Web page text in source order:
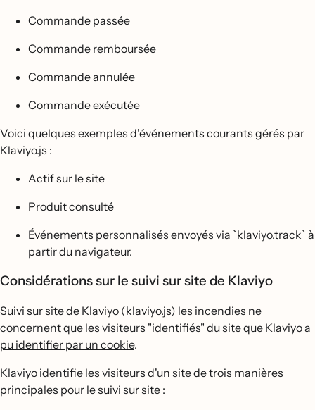
Commande passée
Commande remboursée
Commande annulée
Commande exécutée
Voici quelques exemples d'événements courants gérés par
Klaviyo.js :
Actif sur le site
Produit consulté
Événements personnalisés envoyés via `klaviyo.track` à
partir du navigateur.
Considérations sur le suivi sur site de Klaviyo
Suivi sur site de Klaviyo (klaviyo.js) les incendies ne
concernent que les visiteurs "identifiés" du site que Klaviyo a
pu identifier par un cookie.
Klaviyo identifie les visiteurs d'un site de trois manières
principales pour le suivi sur site :